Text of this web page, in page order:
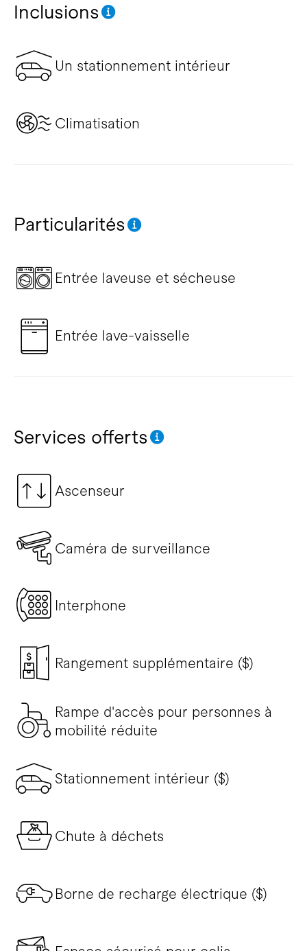
Inclusions
Un stationnement intérieur
Climatisation
Particularités
Entrée laveuse et sécheuse
Entrée lave-vaisselle
Services offerts
Ascenseur
Caméra de surveillance
Interphone
Rangement supplémentaire ($)
Rampe d'accès pour personnes à
mobilité réduite
Stationnement intérieur ($)
Chute à déchets
Borne de recharge électrique ($)